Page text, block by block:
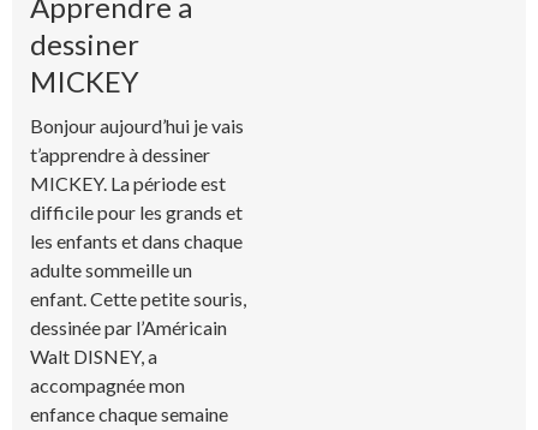
dessiner
MICKEY
Bonjour aujourd’hui je vais
t’apprendre à dessiner
MICKEY. La période est
difficile pour les grands et
les enfants et dans chaque
adulte sommeille un
enfant. Cette petite souris,
dessinée par l’Américain
Walt DISNEY, a
accompagnée mon
enfance chaque semaine